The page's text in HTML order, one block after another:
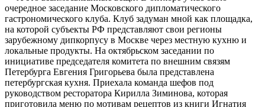
очередное заседание Московского дипломатического
гастрономического клуба. Клуб задуман мной как площадка,
на которой субъекты РФ представляют свои регионы
зарубежному дипкорпусу в Москве через местную кухню и
локальные продукты. На октябрьском заседании по
инициативе председателя комитета по внешним связям
Петербурга Евгения Григорьева была представлена
петербургская кухня. Приехала команда шефов под
руководством ресторатора Кирилла Зиминова, которая
приготовила меню по мотивам рецептов из книги Игнатия